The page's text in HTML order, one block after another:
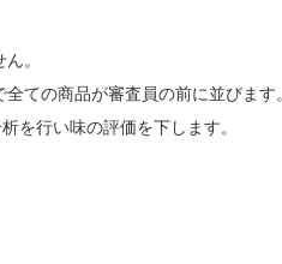
。
ての商品が審査員の前に並びます。
を行い味の評価を下します。